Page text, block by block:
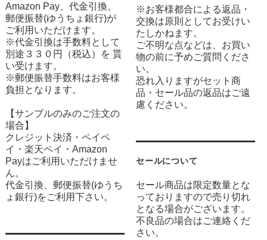
Amazon Pay、代金引換、
郵便振替(ゆうちょ銀行)が
ご利用いただけます。
※代金引換は手数料として
別途３３０円（税込）を 貰
い受けます。
※郵便振替手数料はお客様
負担となります。
【サンプルのみのご注文の
場合】
クレジット決済・ペイペ
イ・楽天ペイ・Amazon
Payはご利用いただけませ
ん。
代金引換、郵便振替(ゆうち
ょ銀行)をご利用下さい。
※お客様都合による返品・
交換は原則としてお受けい
たしかねます。
ご不明な点などは、お買い
物の前に予めご質問くださ
い。
恐れ入りますがセット商
品・セール品の返品はご遠
慮ください。
セールについて
セール商品は限定数量とな
っておりますので売り切れ
となる場合がございます。
不良品の場合はご連絡くだ
さい。